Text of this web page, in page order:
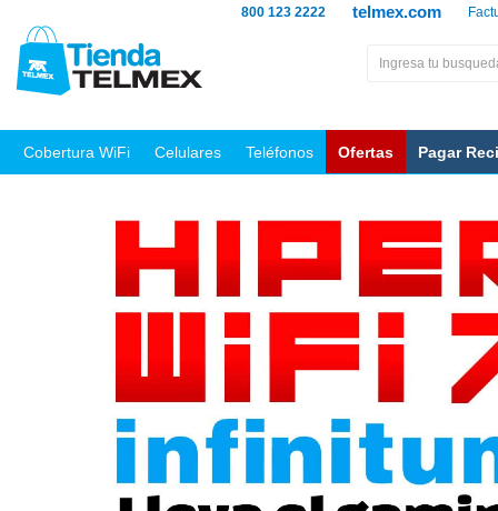
telmex.com
800 123 2222
Cobertura WiFi Celulares Teléfonos Ofertas Pagar